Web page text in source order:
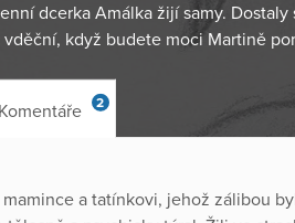
dcerka Amálka žijí samy.
vděční, když budete moci Martině
Komentáře 2
mamince a tatínkovi, jehož zálibou